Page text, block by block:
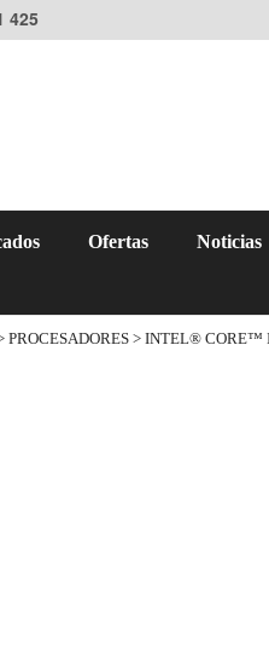
425
Ofertas Noticias
PROCESADORES > INTEL® CORE™